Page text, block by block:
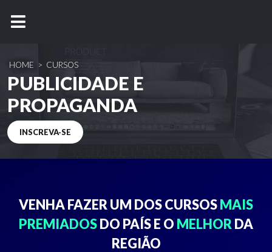
HOME > CURSOS
PUBLICIDADE E
PROPAGANDA
INSCREVA-SE
VENHA FAZER UM DOSCURSOSMAIS
PREMIADOSDO PAÍS E O MELHOR DA
REGIÃO